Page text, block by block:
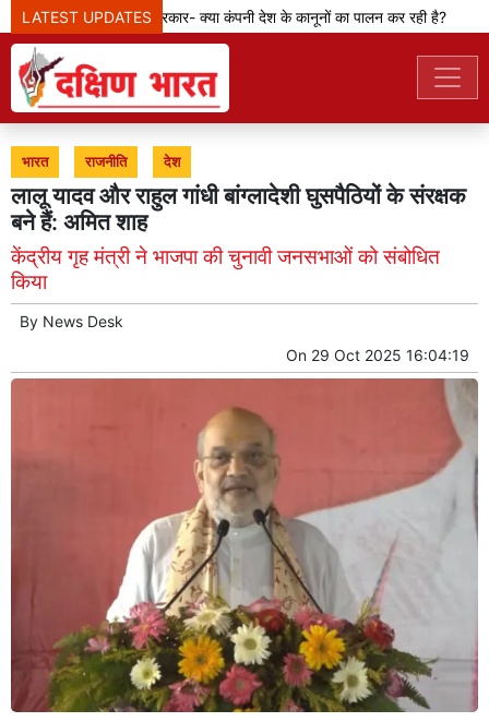
LATEST UPDATES
मेटा टीम से पूछ रही सरकार- क्या कंपनी देश के कानूनों का पालन कर रही है?
भारत राजनीति देश
लालू यादव और राहुल गांधी बांग्लादेशी घुसपैठियों के संरक्षक
बने हैं: अमित शाह
केंद्रीय गृह मंत्री ने भाजपा की चुनावी जनसभाओं को संबोधित
किया
By News Desk
On 29 Oct 2025 16:04:19